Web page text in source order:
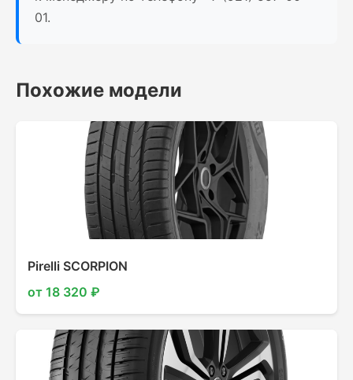
01.
Похожие модели
Pirelli SCORPION
от 18 320 ₽